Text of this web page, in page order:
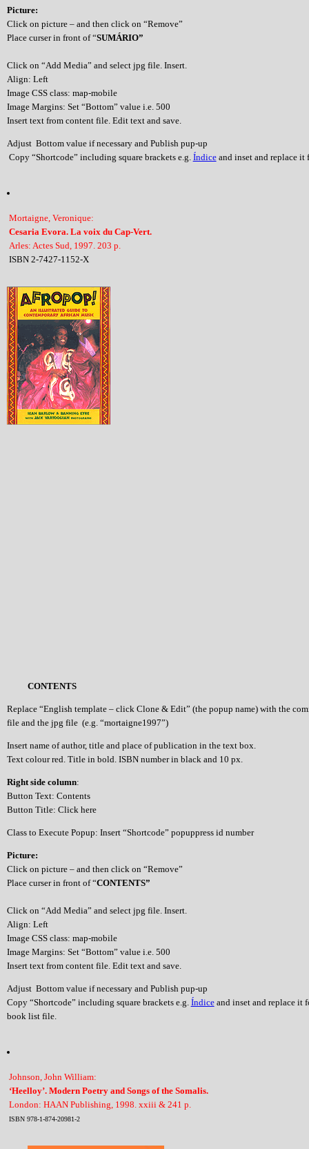
Picture:
Click on picture – and then click on “Remove”
Place curser in front of “SUMÁRIO”
Click on “Add Media” and select jpg file. Insert.
Align: Left
Image CSS class: map-mobile
Image Margins: Set “Bottom” value i.e. 500
Insert text from content file. Edit text and save.
Adjust Bottom value if necessary and Publish pup-up
Copy “Shortcode” including square brackets e.g. Índiceand inset and replace it
Mortaigne, Veronique:
Cesaria Evora. La voix du Cap-Vert.
Arles: Actes Sud, 1997. 203 p.
ISBN 2-7427-1152-X
CONTENTS
Replace “English template – click Clone & Edit” (the popup name) with the
file and the jpg file (e.g. “mortaigne1997”)
Insert name of author, title and place of publication in the text box.
Text colour red. Title in bold. ISBN number in black and 10 px.
Right side column:
Button Text: Contents
Button Title: Click here
Class to Execute Popup: Insert “Shortcode” popuppress id number
Picture:
Click on picture – and then click on “Remove”
Place curser in front of “CONTENTS”
Click on “Add Media” and select jpg file. Insert.
Align: Left
Image CSS class: map-mobile
Image Margins: Set “Bottom” value i.e. 500
Insert text from content file. Edit text and save.
Adjust Bottom value if necessary and Publish pup-up
Copy “Shortcode” including square brackets e.g. Índiceand inset and replace it
book list file.
Johnson, John William:
‘Heelloy’. Modern Poetry and Songs of the Somalis.
London: HAAN Publishing, 1998. xxiii & 241 p.
ISBN 978-1-874-20981-2